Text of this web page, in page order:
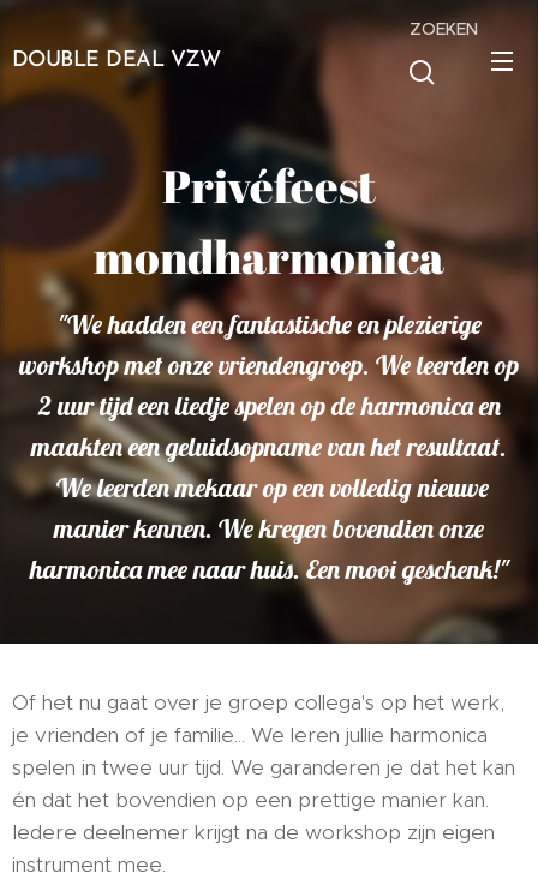
DOUBLE DEAL VZW
ZOEKEN
Privéfeest
mondharmonica
"We hadden een fantastische en plezierige
workshop met onze vriendengroep. We leerden op
2 uur tijd een liedje spelen op de harmonica en
maakten een geluidsopname van het resultaat.
We leerden mekaar op een volledig nieuwe
manier kennen. We kregen bovendien onze
harmonica mee naar huis. Een mooi geschenk!"
Of het nu gaat over je groep collega's op het werk,
je vrienden of je familie... We leren jullie harmonica
spelen in twee uur tijd. We garanderen je dat het kan
én dat het bovendien op een prettige manier kan.
Iedere deelnemer krijgt na de workshop zijn eigen
instrument mee.